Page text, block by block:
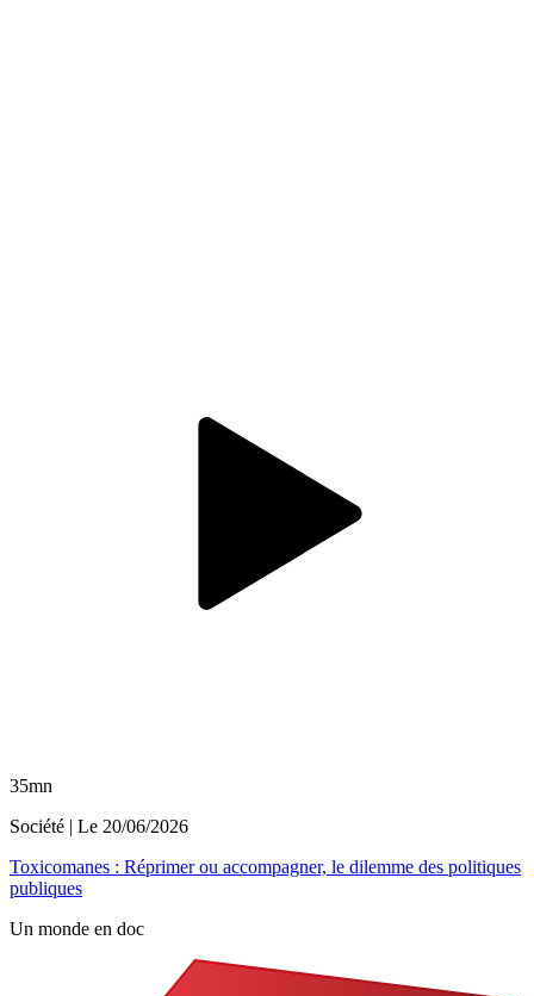
35mn
Société | Le 20/06/2026
Toxicomanes : Réprimer ou accompagner, le dilemme des politiques
publiques
Un monde en doc